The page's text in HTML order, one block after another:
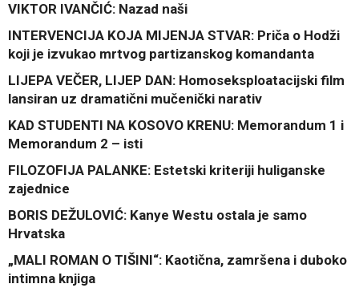
VIKTOR IVANČIĆ: Nazad naši
INTERVENCIJA KOJA MIJENJA STVAR: Priča o Hodži
koji je izvukao mrtvog partizanskog komandanta
LIJEPA VEČER, LIJEP DAN: Homoseksploatacijski film
lansiran uz dramatični mučenički narativ
KAD STUDENTI NA KOSOVO KRENU: Memorandum 1 i
Memorandum 2 – isti
FILOZOFIJA PALANKE: Estetski kriteriji huliganske
zajednice
BORIS DEŽULOVIĆ: Kanye Westu ostala je samo
Hrvatska
„MALI ROMAN O TIŠINI“: Kaotična, zamršena i duboko
intimna knjiga